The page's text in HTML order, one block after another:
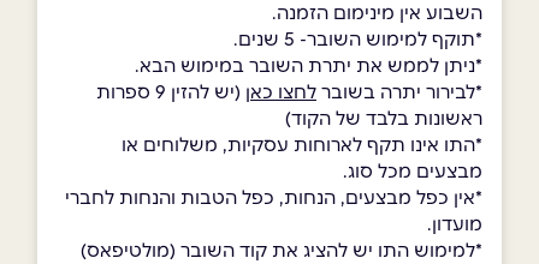
השבוע אין מינימום הזמנה.
*תוקף למימוש השובר- 5 שנים.
*ניתן לממש את יתרת השובר במימוש הבא.
*לבירור יתרה בשובר לחצו כאן
(יש להזין 9 ספרות
ראשונות בלבד של הקוד)
*התו אינו תקף לארוחות עסקיות, משלוחים או
מבצעים מכל סוג.
*אין כפל מבצעים, הנחות, כפל הטבות והנחות לחברי
מועדון.
*למימוש התו יש להציג את קוד השובר (מולטיפאס)